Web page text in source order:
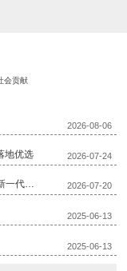
会贡献
2026-08-06
地优选 2026-07-24
纤亿通100GOTN光传送平台｜一体化大容量，打造新一代骨干传输底座 2026-07-20
2025-06-13
2025-06-13